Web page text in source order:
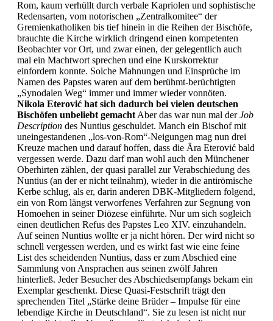
Rom, kaum verhüllt durch verbale Kapriolen und sophistische
Redensarten, vom notorischen „Zentralkomitee“ der
Gremienkatholiken bis tief hinein in die Reihen der Bischöfe,
brauchte die Kirche wirklich dringend einen kompetenten
Beobachter vor Ort, und zwar einen, der gelegentlich auch
mal ein Machtwort sprechen und eine Kurskorrektur
einfordern konnte. Solche Mahnungen und Einsprüche im
Namen des Papstes waren auf dem berühmt-berüchtigten
„Synodalen Weg“ immer und immer wieder vonnöten.
Nikola Eterović hat sich dadurch bei vielen deutschen
Bischöfen unbeliebt gemacht Aber das war nun mal derJob
Description des Nuntius geschuldet. Manch ein Bischof mit
uneingestandenen „los-von-Rom“-Neigungen mag nun drei
Kreuze machen und darauf hoffen, dass die Ära Eterović bald
vergessen werde. Dazu darf man wohl auch den Münchener
Oberhirten zählen, der quasi parallel zur Verabschiedung des
Nuntius (an der er nicht teilnahm), wieder in die antirömische
Kerbe schlug, als er, darin anderen DBK-Mitgliedern folgend,
ein von Rom längst verworfenes Verfahren zur Segnung von
Homoehen in seiner Diözese einführte. Nur um sich sogleich
einen deutlichen Refus des Papstes Leo XIV. einzuhandeln.
Auf seinen Nuntius wollte er ja nicht hören. Der wird nicht so
schnell vergessen werden, und es wirkt fast wie eine feine
List des scheidenden Nuntius, dass er zum Abschied eine
Sammlung von Ansprachen aus seinen zwölf Jahren
hinterließ. Jeder Besucher des Abschiedsempfangs bekam ein
Exemplar geschenkt. Diese Quasi-Festschrift trägt den
sprechenden Titel „Stärke deine Brüder – Impulse für eine
lebendige Kirche in Deutschland“. Sie zu lesen ist nicht nur